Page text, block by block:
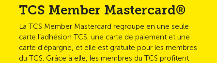
TCS Member Mastercard®
La TCS Member Mastercard regroupe en une seule
carte l’adhésion TCS, une carte de paiement et une
carte d’épargne, et elle est gratuite pour les membres
du TCS. Grâce à elle, les membres du TCS profitent